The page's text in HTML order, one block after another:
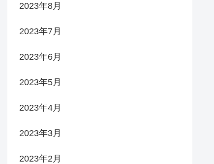
2023年8月
2023年7月
2023年6月
2023年5月
2023年4月
2023年3月
2023年2月